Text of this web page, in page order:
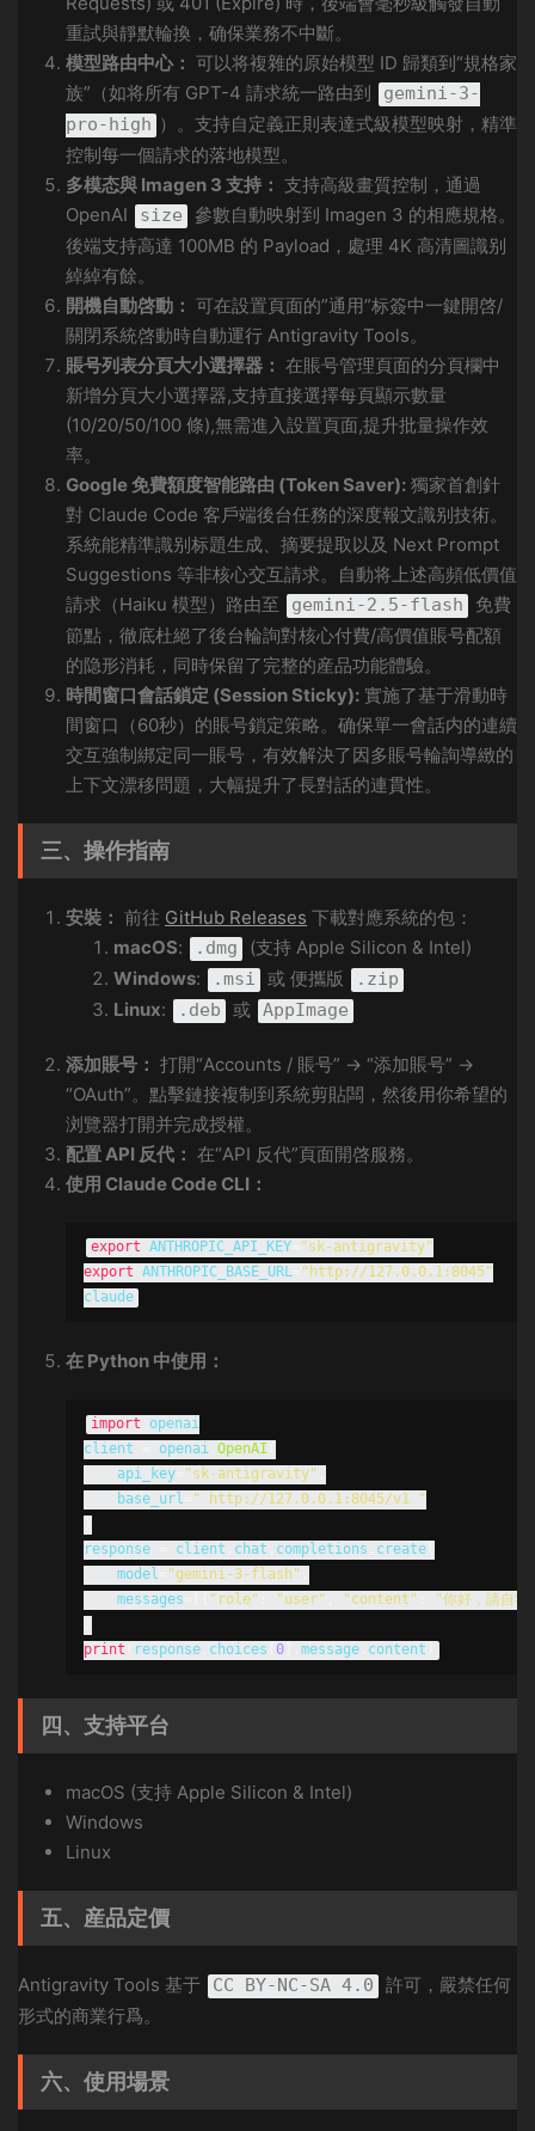
重試與靜默輪換，确保業務不中斷。
模型路由中心： 可以将複雜的原始模型 ID 歸類到“規格家
族”（如将所有 GPT-4 請求統一路由到
gemini-3-
pro-high ）。支持自定義正則表達式級模型映射，精準
控制每一個請求的落地模型。
多模态與 Imagen 3 支持： 支持高級畫質控制，通過
OpenAI
size
參數自動映射到 Imagen 3 的相應規格。
後端支持高達 100MB 的 Payload，處理 4K 高清圖識别
綽綽有餘。
開機自動啓動： 可在設置頁面的”通用”标簽中一鍵開啓/
關閉系統啓動時自動運行 Antigravity Tools。
賬号列表分頁大小選擇器： 在賬号管理頁面的分頁欄中
新增分頁大小選擇器,支持直接選擇每頁顯示數量
(10/20/50/100 條),無需進入設置頁面,提升批量操作效
率。
Google 免費額度智能路由 (Token Saver): 獨家首創針
對 Claude Code 客戶端後台任務的深度報文識别技術。
系統能精準識别标題生成、摘要提取以及 Next Prompt
Suggestions 等非核心交互請求。自動将上述高頻低價值
請求（Haiku 模型）路由至
gemini-2.5-flash
免費
節點，徹底杜絕了後台輪詢對核心付費/高價值賬号配額
的隐形消耗，同時保留了完整的産品功能體驗。
時間窗口會話鎖定 (Session Sticky): 實施了基于滑動時
間窗口（60秒）的賬号鎖定策略。确保單一會話内的連續
交互強制綁定同一賬号，有效解決了因多賬号輪詢導緻的
上下文漂移問題，大幅提升了長對話的連貫性。
三、操作指南
安裝： 前往 GitHub Releases 下載對應系統的包：
macOS: .dmg
(支持 Apple Silicon & Intel)
Windows: .msi 或 便攜版 .zip
Linux: .deb 或 AppImage
添加賬号： 打開“Accounts / 賬号” → “添加賬号” →
“OAuth”。點擊鏈接複制到系統剪貼闆，然後用你希望的
浏覽器打開并完成授權。
配置 API 反代： 在“API 反代”頁面開啓服務。
使用 Claude Code CLI：
export ANTHROPIC_API_KEY
"sk-antigravity"
export ANTHROPIC_BASE_URL
"http://127.0.0.1:8045"
claude
在 Python 中使用：
import openai
client
openai OpenAI
    api_key
"sk-antigravity"
    base_url
" http://127.0.0.1:8045/v1 "
response
client chat completions create
    model
"gemini-3-flash"
    messages
"role" "user" "content"
"你好，請自我
print
response choices 0 message content
四、支持平台
macOS (支持 Apple Silicon & Intel)
Windows
Linux
五、産品定價
Antigravity Tools 基于 CC BY-NC-SA 4.0
許可，嚴禁任何
形式的商業行爲。
六、使用場景